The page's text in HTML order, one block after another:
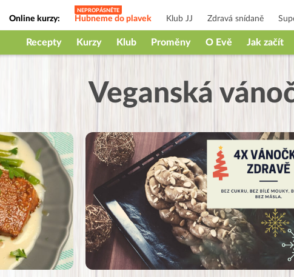
Online kurzy: Hubneme do plavek Klub JJ Zdravá snídaně
Jak na babičky
Recepty Kurzy Klub Proměny O Evě Jak začít
Veganská